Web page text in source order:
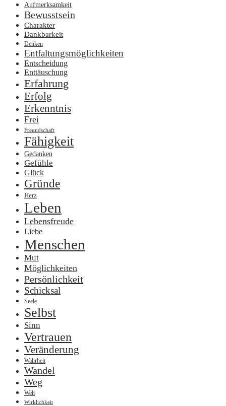
Aufmerksamkeit
Bewusstsein
Charakter
Dankbarkeit
Denken
Entfaltungsmöglichkeiten
Entscheidung
Enttäuschung
Erfahrung
Erfolg
Erkenntnis
Frei
Freundschaft
Fähigkeit
Gedanken
Gefühle
Glück
Gründe
Herz
Leben
Lebensfreude
Liebe
Menschen
Mut
Möglichkeiten
Persönlichkeit
Schicksal
Seele
Selbst
Sinn
Vertrauen
Veränderung
Wahrheit
Wandel
Weg
Welt
Wirklichkeit